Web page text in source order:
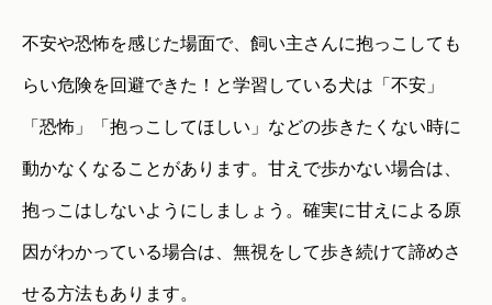
不安や恐怖を感じた場面で、飼い主さんに抱っこしても
らい危険を回避できた！と学習している犬は「不安」
「恐怖」「抱っこしてほしい」などの歩きたくない時に
動かなくなることがあります。甘えで歩かない場合は、
抱っこはしないようにしましょう。確実に甘えによる原
因がわかっている場合は、無視をして歩き続けて諦めさ
せる方法もあります。